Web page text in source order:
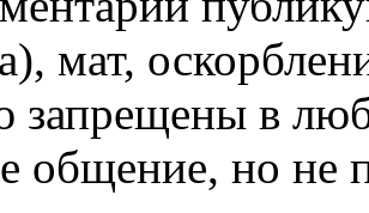
мат,
запрещены в
общение, но не